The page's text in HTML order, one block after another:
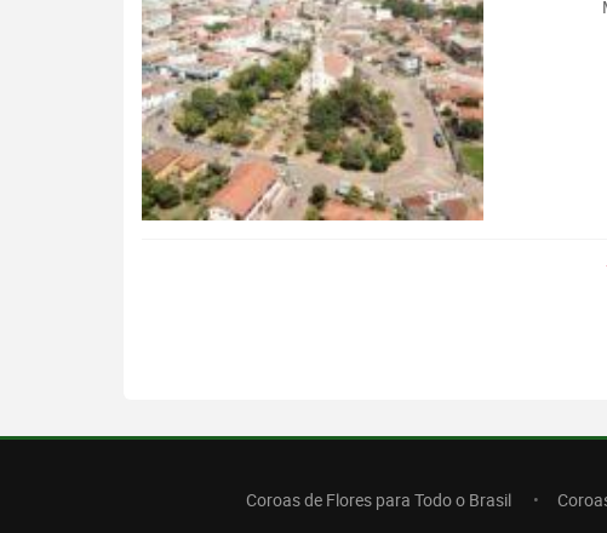
Coroas de Flores para Todo o Brasil